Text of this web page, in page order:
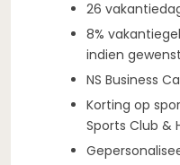
26
8%
indien
NS Business
Korting op
Sports Club &